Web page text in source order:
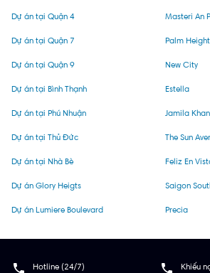
Dự án tại Quận 4
Dự án tại Quận 7
Dự án tại Quận 9
Dự án tại Bình Thạnh
Dự án tại Phú Nhuận
Dự án tại Thủ Đức
Dự án tại Nhà Bè
Dự án Glory Heigts
Dự án Lumiere Boulevard
Masteri An
Palm
New City
Estella
Jamila
The Sun
Feliz En
Saigon
Precia
Hotline (24/7) Khiếu